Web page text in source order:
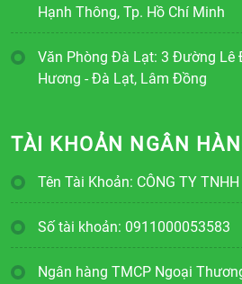
Hạnh Thông, Tp. Hồ Chí Minh
Văn Phòng Đà Lạt: 3 Đường Lê
Hương - Đà Lạt, Lâm Đồng
TÀI KHOẢN NGÂN
Tên Tài Khoản: CÔNG TY
Số tài khoản: 0911000053583
Ngân hàng TMCP Ngoại